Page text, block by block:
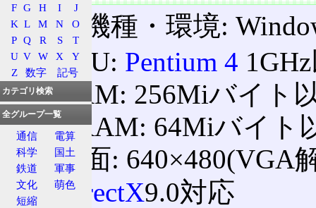
対応機種・環境:
CPU: Pentium 4
RAM: 256Miバイト
VRAM: 64Miバイト
画面: 640×480(VGA
DirectX9.0対応
F G H I
J
K L M N
O
P Q R S
T
U V W X
Y
Z
数字 記号
カテゴリ検索
全グループ一覧
通信
電算
科学
国土
鉄道
軍事
文化
萌色
短縮